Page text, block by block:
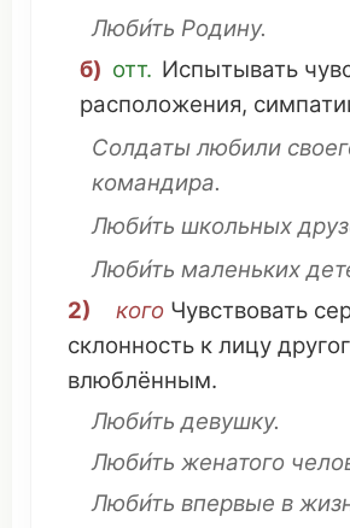
Люби́ть Родину.
б) отт. Испытывать
расположения,
Солдатылюбили
командира.
Люби́ть школьных
Люби́ть маленьких
2)
кого Чувствовать
склонность к лицу
влюблённым.
Люби́тьдевушку.
Люби́ть женатого
Люби́ть впервые в